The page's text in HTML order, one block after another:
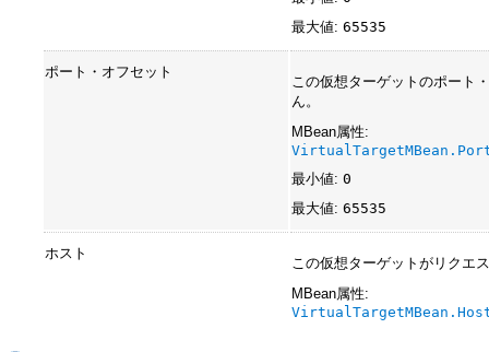
最大値: 65535
ポート・オフセット
この仮想ターゲットのポート
ん。
MBean属性:
最小値: 0
最大値: 65535
ホスト
この仮想ターゲットがリクエ
MBean属性: